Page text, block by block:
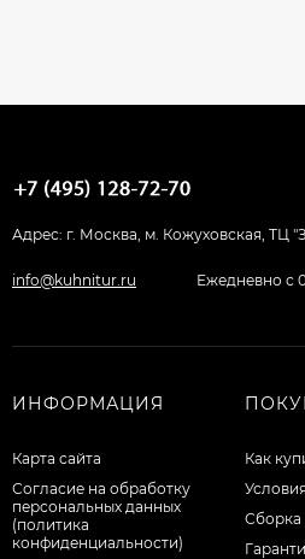
Адрес: г. Москва, м. Кожуховская, ТЦ
info@kuhnitur.ru Ежедневно с
ИНФОРМАЦИЯ
Карта сайта
Согласие на обработку
персональных данных
(политика
конфиденциальности)
Как
Сборка